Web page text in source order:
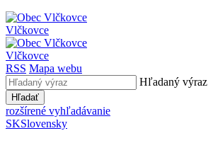
Vlčkovce
Vlčkovce
RSS Mapa webu
Hľadaný výraz
Hľadať
rozšírené vyhľadávanie
SKSlovensky